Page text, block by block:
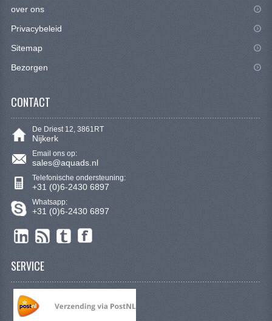
ACCESSOIRES
BODY KAPPEN EN FRAME
GEREEDSCHAP
KABELS
over ons
Privacybeleid
Sitemap
Bezorgen
CONTACT
De Driest 12, 3861RT
Nijkerk
Email ons op:
sales@aquads.nl
Telefonische ondersteuning:
+31 (0)6-2430 6897
Whatsapp:
+31 (0)6-2430 6897
SERVICE